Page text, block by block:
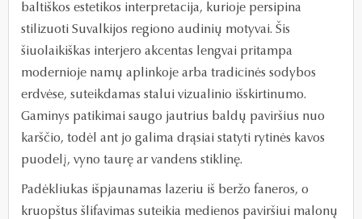
baltiškos estetikos interpretacija, kurioje persipina
stilizuoti Suvalkijos regiono audinių motyvai. Šis
šiuolaikiškas interjero akcentas lengvai pritampa
modernioje namų aplinkoje arba tradicinės sodybos
erdvėse, suteikdamas stalui vizualinio išskirtinumo.
Gaminys patikimai saugo jautrius baldų paviršius nuo
karščio, todėl ant jo galima drąsiai statyti rytinės kavos
puodelį, vyno taurę ar vandens stiklinę.
Padėkliukas išpjaunamas lazeriu iš beržo faneros, o
kruopštus šlifavimas suteikia medienos paviršiui malonų